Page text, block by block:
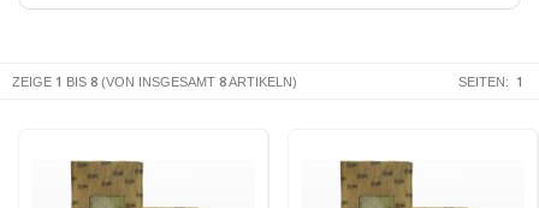
ZEIGE 1 BIS 8 (VON INSGESAMT 8ARTIKELN) SEITEN: 1